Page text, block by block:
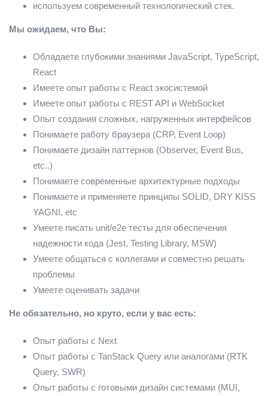
используем современный технологический стек.
Мы ожидаем, что Вы:
Обладаете глубокими знаниями JavaScript, TypeScript,
React
Имеете опыт работы с React экосистемой
Имеете опыт работы с REST API и WebSocket
Опыт создания сложных, нагруженных интерфейсов
Понимаете работу браузера (CRP, Event Loop)
Понимаете дизайн паттернов (Observer, Event Bus,
etc..)
Понимаете современные архитектурные подходы
Понимаете и применяете принципы SOLID, DRY KISS
YAGNI, etc
Умеете писать unit/e2e тесты для обеспечения
надежности кода (Jest, Testing Library, MSW)
Умеете общаться с коллегами и совместно решать
проблемы
Умеете оценивать задачи
Не обязательно, но круто, если у вас есть:
Опыт работы с Next
Опыт работы с TanStack Query или аналогами (RTK
Query, SWR)
Опыт работы с готовыми дизайн системами (MUI,